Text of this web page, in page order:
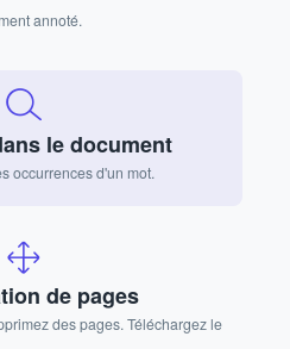
annoté.
le document
occurrences d'un mot.
de pages
des pages. Téléchargez le